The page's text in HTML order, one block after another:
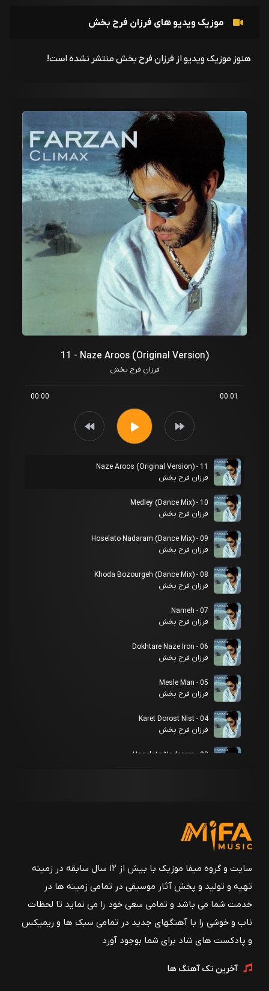
موزیک ویدیو های فرزان فرح بخش
هنوز موزیک ویدیو از فرزان فرح بخش منتشر نشده است!
11 - Naze Aroos (Original Version)
فرزان فرح بخش
00:00 00:01
11 - Naze Aroos (Original Version)
فرزان فرح بخش
10 - Medley (Dance Mix)
فرزان فرح بخش
09 - Hoselato Nadaram (Dance Mix)
فرزان فرح بخش
08 - Khoda Bozourgeh (Dance Mix)
فرزان فرح بخش
07 - Nameh
فرزان فرح بخش
06 - Dokhtare Naze Iron
فرزان فرح بخش
05 - Mesle Man
فرزان فرح بخش
04 - Karet Dorost Nist
فرزان فرح بخش
03 - Hoselato Nadaram
01 - Khoda Bozourgeh
فرزان فرح بخش
سایت و گروه میفا موزیک با بیش از ۱۲ سال سابقه در زمینه
تهیه و تولید و پخش آثار موسیقی در تمامی زمینه ها در
خدمت شما می باشد و تمامی سعی خود را می نماید تا لحظات
ناب و خوشی را با آهنگهای جدید در تمامی سبک ها و ریمیکس
و پادکست های شاد برای شما بوجود آورد
آخرین تک آهنگ ها